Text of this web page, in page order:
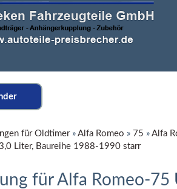
für Oldtimer» Alfa Romeo » 75 » Alfa
Liter, Baureihe 1988-1990 starr
für Alfa Romeo-75